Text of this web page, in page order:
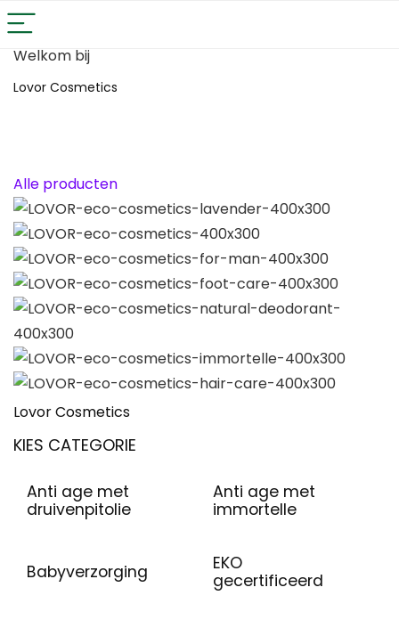
Welkom bij
Lovor Cosmetics
Alle producten
Lovor Cosmetics
KIES CATEGORIE
Anti age met
druivenpitolie
Anti age met
immortelle
Babyverzorging
EKO
gecertificeerd